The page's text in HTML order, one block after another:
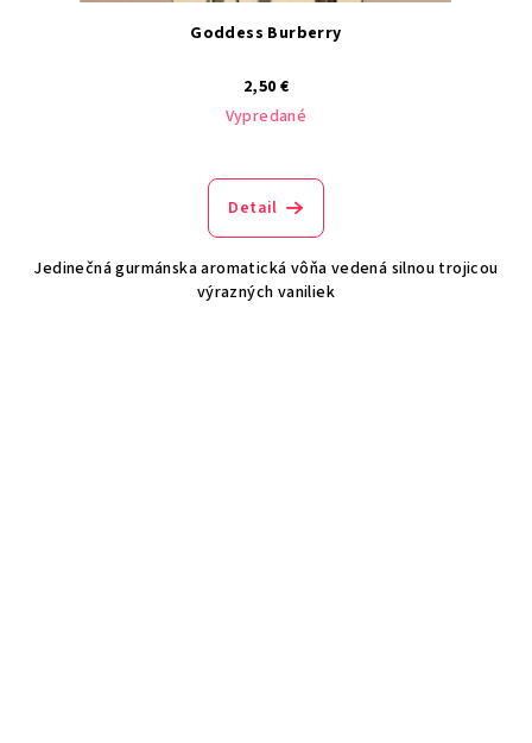
Goddess Burberry
2,50 €
Vypredané
Detail
Jedinečná gurmánska aromatická vôňa vedená silnou trojicou
výrazných vaniliek